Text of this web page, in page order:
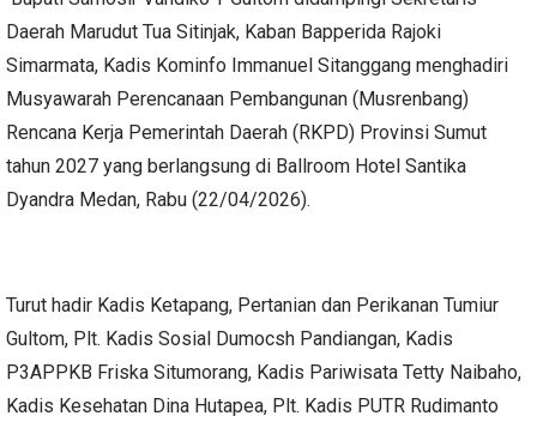
Daerah Marudut Tua Sitinjak, Kaban Bapperida Rajoki
Simarmata, Kadis Kominfo Immanuel Sitanggang menghadiri
Musyawarah Perencanaan Pembangunan (Musrenbang)
Rencana Kerja Pemerintah Daerah (RKPD) Provinsi Sumut
tahun 2027 yang berlangsung di Ballroom Hotel Santika
Dyandra Medan, Rabu (22/04/2026).
Turut hadir Kadis Ketapang, Pertanian dan Perikanan Tumiur
Gultom, Plt. Kadis Sosial Dumocsh Pandiangan, Kadis
P3APPKB Friska Situmorang, Kadis Pariwisata Tetty Naibaho,
Kadis Kesehatan Dina Hutapea, Plt. Kadis PUTR Rudimanto